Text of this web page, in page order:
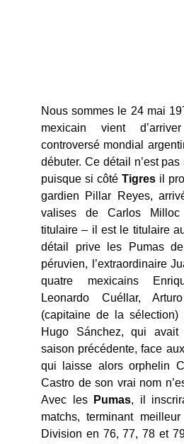
Nous sommes le 24 mai
mexicain vient
controversé mondial
débuter. Ce détail n’est
puisque si côté Tigres il
gardien Pillar Reyes,
valises de Carlos Milloc
titulaire – il est le titulaire
détail prive les Pumas
péruvien, l’extraordinaire
quatre mexicains
Leonardo Cuéllar,
(capitaine de la
Hugo Sánchez, qui
saison précédente, face aux
qui laisse alors orphelin
Castro de son vrai nom
Avec les
Pumas, il
matchs, terminant
Division en 76, 77, 78 et